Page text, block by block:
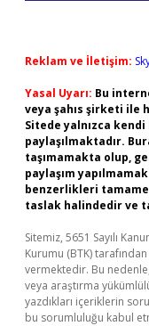
Reklam ve İletişim:
Yasal Uyarı: Bu
veya şahıs şirketi ile
Sitede yalnızca kendi
paylaşılmaktadır.
taşımamakta olup,
paylaşım
benzerlikleri
taslak halindedir ve
Sitemiz, 5651 Sayılı
Kurumu (BTK)
vermektedir. Bu
veya araştırma
yazdıkları içeriklerin
bu sorumluluğu kabul